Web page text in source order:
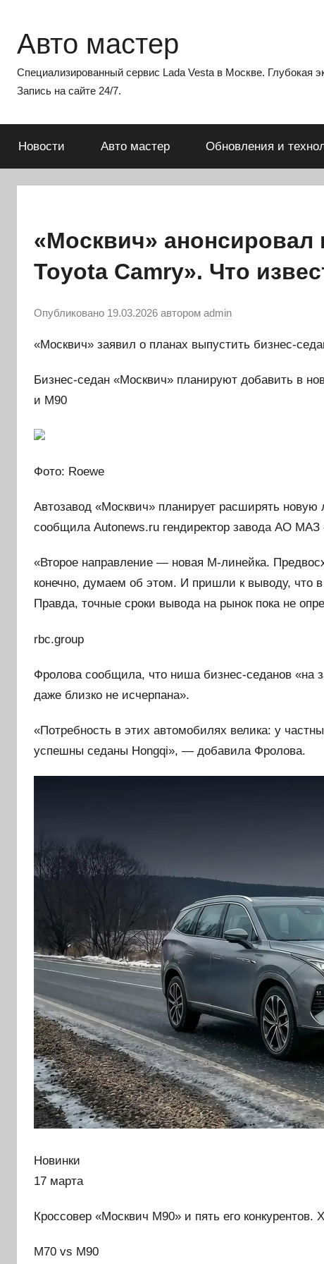
содержимому
Авто мастер
Специализированный сервис Lada Vesta в Москве. Глубокая
Запись на сайте 24/7.
Новости Авто мастер Обновления и
«Москвич» анонсировал
Toyota Camry». Что
Опубликовано 19.03.2026 автором admin
«Москвич» заявил о планах выпустить бизнес-
Бизнес-седан «Москвич» планируют добавить в
и М90
Фото: Roewe
Автозавод «Москвич» планирует расширять
сообщила Autonews.ru гендиректор завода АО
«Второе направление — новая М-линейка.
конечно, думаем об этом. И пришли к выводу, что
Правда, точные сроки вывода на рынок пока не
rbc.group
Фролова сообщила, что ниша бизнес-седанов «на
даже близко не исчерпана».
«Потребность в этих автомобилях велика: у
успешны седаны Hongqi», — добавила Фролова.
Новинки
17 марта
Кроссовер «Москвич М90» и пять его конкурентов.
M70 vs M90